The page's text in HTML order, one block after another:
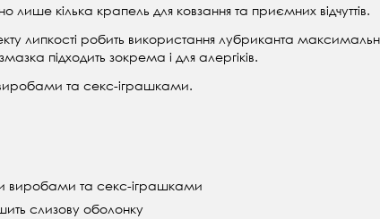
лише кілька крапель для ковзання та приємних відчуттів.
липкості робить використання лубриканта
підходить зокрема і для алергіків.
та секс-іграшками.
виробами та секс-іграшками
слизову оболонку